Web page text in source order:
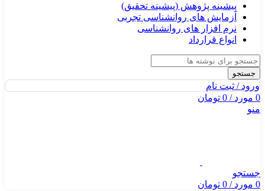
پیشینه پژوهش (پیشینه تحقیق)
آزمایش های روانشناسی تجربی
نرم افزار های روانشناسی
انواع قرارداد
جستجو
ورود / ثبت نام
0 مورد/
0 تومان
منو
جستجو
0 مورد/
0 تومان